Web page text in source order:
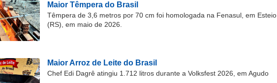
Maior Têmpera do Brasil
Têmpera de 3,6 metros por 70 cm foi homologada na Fenasul, em Esteio
(RS), em maio de 2026.
Maior Arroz de Leite do Brasil
Chef Edi Dagrê atingiu 1.712 litros durante a Volksfest 2026, em Agudo